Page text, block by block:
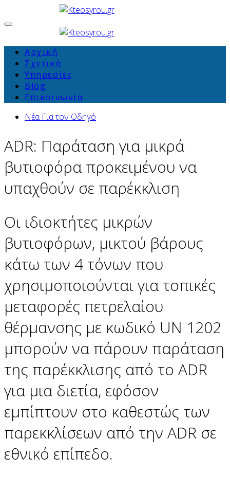
Αρχική
Σχετικά
Υπηρεσίες
Blog
Επικοινωνία
Νέα Για τον Οδηγό
ADR: Παράταση για μικρά
βυτιοφόρα προκειμένου να
υπαχθούν σε παρέκκλιση
Οι ιδιοκτήτες μικρών
βυτιοφόρων, μικτού βάρους
κάτω των 4 τόνων που
χρησιμοποιούνται για τοπικές
μεταφορές πετρελαίου
θέρμανσης με κωδικό UN 1202
μπορούν να πάρουν παράταση
της παρέκκλισης από το ADR
για μια διετία, εφόσον
εμπίπτουν στο καθεστώς των
παρεκκλίσεων από την ADR σε
εθνικό επίπεδο.